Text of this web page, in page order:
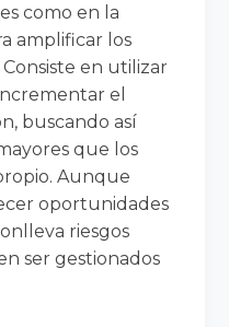
como en la
amplificar los
en utilizar
el
buscando así
que los
Aunque
oportunidades
riesgos
ser gestionados